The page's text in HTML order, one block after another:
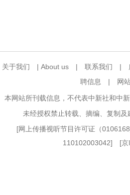
关于我们 | About us | 联系我们 |
聘信息 | 网
本网站所刊载信息，不代表中新社和中
未经授权禁止转载、摘编、复制
[网上传播视听节目许可证（
110102003042] [京